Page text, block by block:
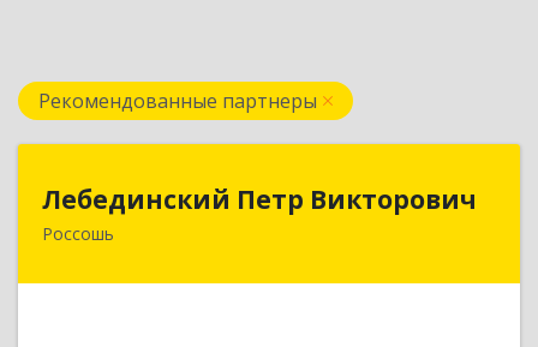
Рекомендованные партнеры
Лебединский Петр Викторович
Россошь
Лебединский Петр Викторович
396650, Воронежская обл., г. Россошь, пер.